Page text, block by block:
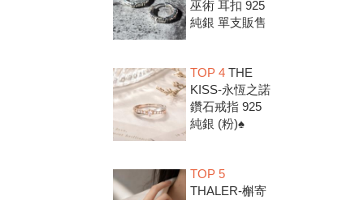
巫術 耳扣 925
純銀 單支販售
TOP 4THE
KISS-永恆之諾
鑽石戒指 925
純銀 (粉)♠
TOP 5
THALER-槲寄